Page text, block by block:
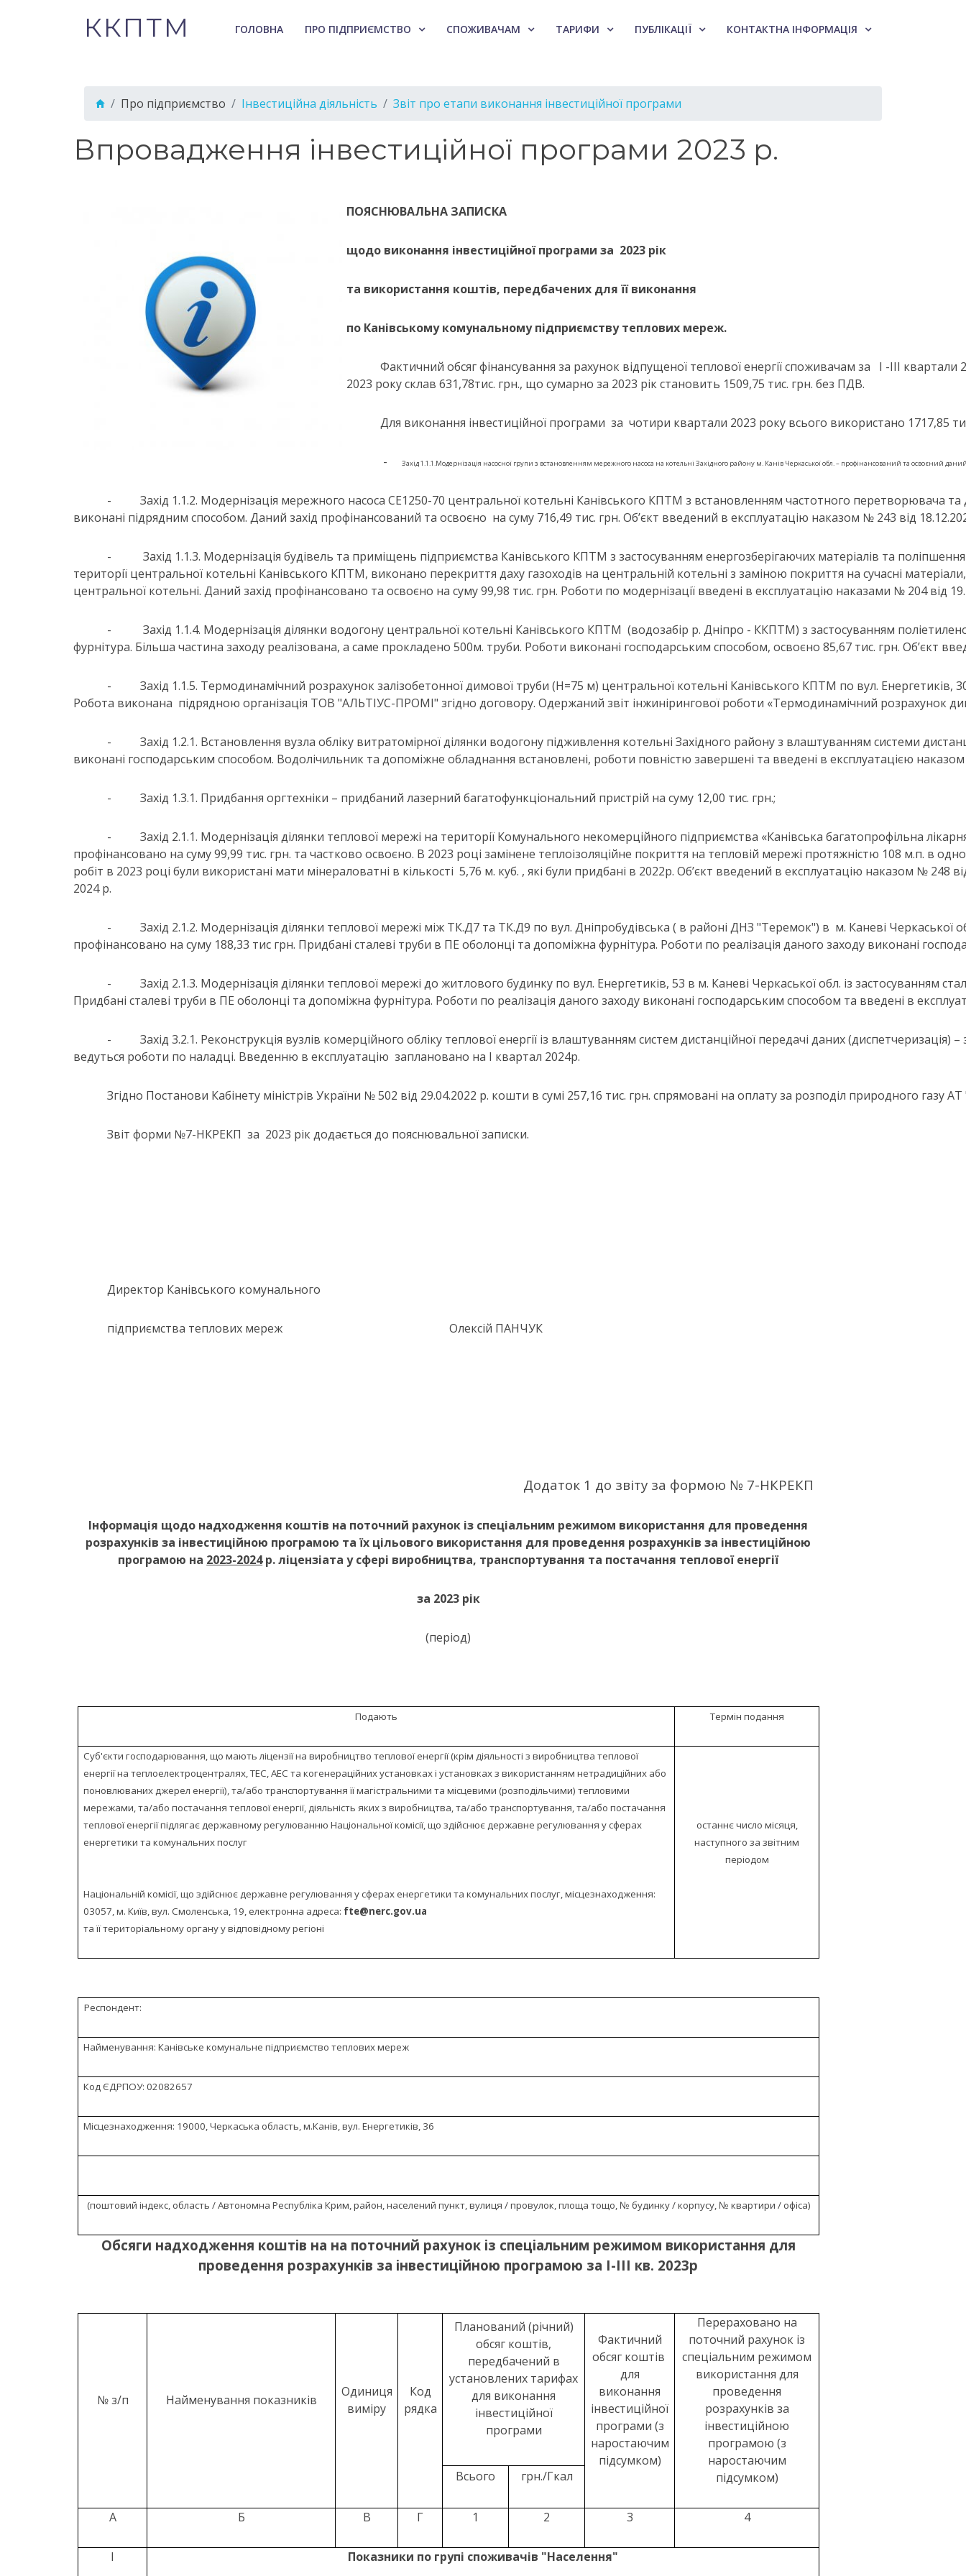
ККПТМ ГОЛОВНА ПРО ПІДПРИЄМСТВО СПОЖИВАЧАМ ТАРИФИ ПУБЛІКАЦІЇ КОНТАКТНА ІНФОРМАЦІЯ
Про підприємство Інвестиційна діяльність Звіт про етапи виконання інвестиційної програми
Впровадження інвестиційної програми 2023 р.
ПОЯСНЮВАЛЬНА ЗАПИСКА
щодо виконання інвестиційної програми за 2023 рік
та використання коштів, передбачених для її виконання
по Канівському комунальному підприємству теплових мереж.
Фактичний обсяг фінансування за рахунок відпущеної теплової енергії споживачам за І -ІІІ
2023 року склав 631,78тис. грн., що сумарно за 2023 рік становить 1509,75 тис. грн. без ПДВ.
Для виконання інвестиційної програми за чотири квартали 2023 року всього використано 1717,85
- Захід 1.1.1.Модернізація насосної групи з встановленням мережного насоса на котельні Західного району м. Канів Черкаської обл. – профінансований та освоєний
-
Захід 1.1.2. Модернізація мережного насоса СЕ1250-70 центральної котельні Канівського КПТМ з встановленням частотного перетворювача
виконані підрядним способом. Даний захід профінансований та освоєно на суму 716,49 тис. грн. Об’єкт введений в експлуатацію наказом № 243 від
-
Захід 1.1.3. Модернізація будівель та приміщень підприємства Канівського КПТМ з застосуванням енергозберігаючих матеріалів та
території центральної котельні Канівського КПТМ, виконано перекриття даху газоходів на центральній котельні з заміною покриття на сучасні
центральної котельні. Даний захід профінансовано та освоєно на суму 99,98 тис. грн. Роботи по модернізації введені в експлуатацію наказами № 204 від
-
Захід 1.1.4. Модернізація ділянки водогону центральної котельні Канівського КПТМ (водозабір р. Дніпро - ККПТМ) з застосуванням
фурнітура. Більша частина заходу реалізована, а саме прокладено 500м. труби. Роботи виконані господарським способом, освоєно 85,67 тис. грн. Об’єкт
-
Захід 1.1.5. Термодинамічний розрахунок залізобетонної димової труби (Н=75 м) центральної котельні Канівського КПТМ по вул. Енергетиків,
Робота виконана підрядною організація ТОВ "АЛЬТІУС-ПРОМІ" згідно договору. Одержаний звіт інжинірингової роботи «Термодинамічний розрахунок
-
Захід 1.2.1. Встановлення вузла обліку витратомірної ділянки водогону підживлення котельні Західного району з влаштуванням системи
виконані господарським способом. Водолічильник та допоміжне обладнання встановлені, роботи повністю завершені та введені в експлуатацією
- Захід 1.3.1. Придбання оргтехніки – придбаний лазерний багатофункціональний пристрій на суму 12,00 тис. грн.;
-
Захід 2.1.1. Модернізація ділянки теплової мережі на території Комунального некомерційного підприємства «Канівська багатопрофільна
профінансовано на суму 99,99 тис. грн. та частково освоєно. В 2023 році замінене теплоізоляційне покриття на тепловій мережі протяжністю 108 м.п. в
робіт в 2023 році були використані мати мінераловатні в кількості 5,76 м. куб. , які були придбані в 2022р. Об’єкт введений в експлуатацію наказом №
2024 р.
-
Захід 2.1.2. Модернізація ділянки теплової мережі між ТК.Д7 та ТК.Д9 по вул. Дніпробудівська ( в районі ДНЗ "Теремок") в м. Каневі
профінансовано на суму 188,33 тис грн. Придбані сталеві труби в ПЕ оболонці та допоміжна фурнітура. Роботи по реалізація даного заходу виконані
-
Захід 2.1.3. Модернізація ділянки теплової мережі до житлового будинку по вул. Енергетиків, 53 в м. Каневі Черкаської обл. із застосуванням
Придбані сталеві труби в ПЕ оболонці та допоміжна фурнітура. Роботи по реалізація даного заходу виконані господарським способом та введені в
-
Захід 3.2.1. Реконструкція вузлів комерційного обліку теплової енергії із влаштуванням систем дистанційної передачі даних
ведуться роботи по наладці. Введенню в експлуатацію заплановано на І квартал 2024р.
Згідно Постанови Кабінету міністрів України № 502 від 29.04.2022 р. кошти в сумі 257,16 тис. грн. спрямовані на оплату за розподіл природного газу
Звіт форми №7-НКРЕКП за 2023 рік додається до пояснювальної записки.
Директор Канівського комунального
підприємства теплових мереж Олексій ПАНЧУК
Додаток 1 до звіту за формою № 7-НКРЕКП
Інформація щодо надходження коштів на поточний рахунок із спеціальним режимом використання для проведення
розрахунків за інвестиційною програмою та їх цільового використання для проведення розрахунків за інвестиційною
програмою на 2023-2024р. ліцензіата у сфері виробництва, транспортування та постачання теплової енергії
за 2023 рік
(період)
Подають Термін подання
Суб'єкти господарювання, що мають ліцензії на виробництво теплової енергії (крім діяльності з виробництва теплової
енергії на теплоелектроцентралях, ТЕС, АЕС та когенераційних установках і установках з використанням нетрадиційних або
поновлюваних джерел енергії), та/або транспортування її магістральними та місцевими (розподільчими) тепловими
мережами, та/або постачання теплової енергії, діяльність яких з виробництва, та/або транспортування, та/або постачання
теплової енергії підлягає державному регулюванню Національної комісії, що здійснює державне регулювання у сферах
енергетики та комунальних послуг
Національній комісії, що здійснює державне регулювання у сферах енергетики та комунальних послуг, місцезнаходження:
03057, м. Київ, вул. Смоленська, 19, електронна адреса: fte@nerc.gov.ua
та її територіальному органу у відповідному регіоні
останнє число місяця,
наступного за звітним
періодом
Респондент:
Найменування: Канівське комунальне підприємство теплових мереж
Код ЄДРПОУ: 02082657
Місцезнаходження: 19000, Черкаська область, м.Канів, вул. Енергетиків, 36
(поштовий індекс, область / Автономна Республіка Крим, район, населений пункт, вулиця / провулок, площа тощо, № будинку / корпусу, № квартири / офіса)
Обсяги надходження коштів на на поточний рахунок із спеціальним режимом використання для
проведення розрахунків за інвестиційною програмою за І-ІІІ кв. 2023р
№ з/п Найменування показників
Одиниця
виміру
Код
рядка
Планований (річний)
обсяг коштів,
передбачений в
установлених тарифах
для виконання
інвестиційної
програми
Фактичний
обсяг коштів
для
виконання
інвестиційної
програми (з
наростаючим
підсумком)
Перераховано на
поточний рахунок із
спеціальним режимом
використання для
проведення
розрахунків за
інвестиційною
програмою (з
наростаючим
підсумком)
Всього грн./Гкал
А Б В Г 1 2 3 4
І Показники по групі споживачів "Населення"